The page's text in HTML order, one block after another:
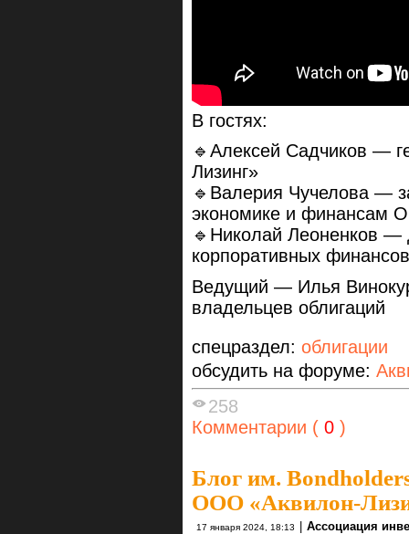
В гостях:
🔹Алексей Садчиков —
Лизинг»
🔹Валерия Чучелова —
экономике и финансам
🔹Николай Леоненков —
корпоративных
Ведущий — Илья
владельцев облигаций
спецраздел: облигации
обсудить на форуме:
258
Комментарии ( 0 )
Блог им.
ООО «Аквилон-
17 января 2024, 18:13 | Ассоциация